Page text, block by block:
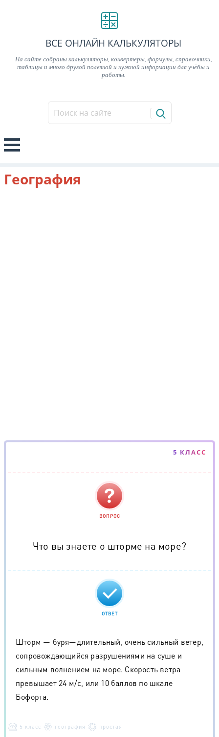
ВСЕ ОНЛАЙН КАЛЬКУЛЯТОРЫ
На сайте собраны калькуляторы, конвертеры, формулы, справочники,
таблицы и много другой полезной и нужной информации для учёбы и
работы.
География
5 КЛАСС
ВОПРОС
Что вы знаете о шторме на море?
ОТВЕТ
Шторм — буря—длительный, очень сильный ветер,
сопровождающийся разрушениями на суше и
сильным волнением на море. Скорость ветра
превышает 24 м/с, или 10 баллов по шкале
Бофорта.
5 класс география простая